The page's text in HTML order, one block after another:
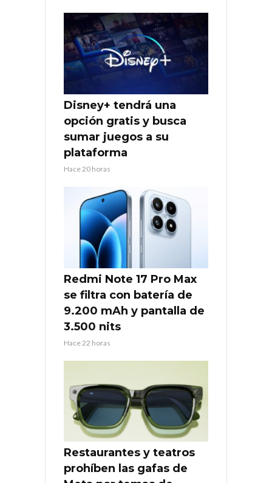
Disney+ tendrá una
opción gratis y busca
sumar juegos a su
plataforma
Hace 20 horas
Redmi Note 17 Pro Max
se filtra con batería de
9.200 mAh y pantalla de
3.500 nits
Hace 22 horas
Restaurantes y teatros
prohíben las gafas de